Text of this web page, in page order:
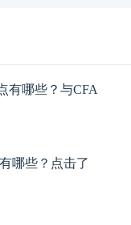
有哪些？与CFA
哪些？点击了